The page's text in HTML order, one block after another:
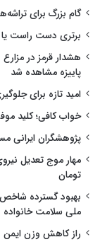
گام بزرگ برای
برتری دست راست یا
هشدار قرمز در
پاییزه مشاهده شد
امید تازه برای
خواب کافی؛ کلید
پژوهشگران ایرانی
تومان
بهبود گسترده
ملی سلامت خانواده
راز کاهش وزن ایمن